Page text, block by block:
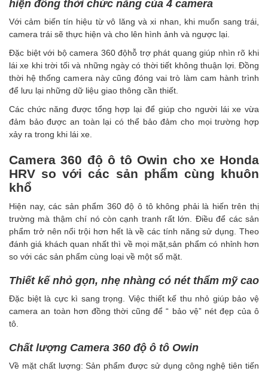
hiện đồng thời chức năng của 4 camera
Với cảm biến tín hiệu từ vô lăng và xi nhan, khi muốn sang trái,
camera trái sẽ thực hiện và cho lên hình ảnh và ngược lại.
Đặc biệt với bộcamera 360 độhỗ trợ phát quang giúp nhìn rõ khi
lái xe khi trời tối và những ngày có thời tiết không thuận lợi. Đồng
thời hệ thống camera này cũng đóng vai trò làm cam hành trình
để lưu lại những dữ liệu giao thông cần thiết.
Các chức năng được tổng hợp lại để giúp cho người lái xe vừa
đảm bảo được an toàn lại có thể bảo đảm cho mọi trường hợp
xảy ra trong khi lái xe.
Camera 360 độ ô tô Owin cho xe Honda
HRV so với các sản phẩm cùng khuôn
khổ
Hiện nay, các sản phẩm 360 độ ô tô không phải là hiến trên thị
trường mà thậm chí nó còn cạnh tranh rất lớn. Điều để các sản
phẩm trở nên nổi trội hơn hết là về các tính năng sử dụng. Theo
đánh giá khách quan nhất thì về mọi mặt,sản phẩm có nhỉnh hơn
so với các sản phẩm cùng loại về một số mặt.
Thiết kế nhỏ gọn, nhẹ nhàng có nét thẩm mỹ cao
Đặc biệt là cực kì sang trọng. Việc thiết kế thu nhỏ giúp bảo vệ
camera an toàn hơn đồng thời cũng để “ bảo vệ” nét đẹp của ô
tô.
Chất lượng Camera 360 độ ô tô Owin
Về mặt chất lượng: Sản phẩm được sử dụng công nghệ tiên tiến